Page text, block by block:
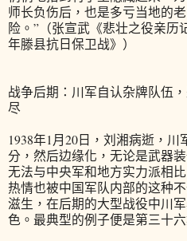
师长负伤后，也是多亏当地的
险。”（张宣武《悲壮之役亲
年滕县抗日保卫战》）
战争后期：川军自认杂牌队伍
尽
1938年1月20日，刘湘病逝，
分，然后边缘化，无论是武器
无法与中央军和地方实力派相
热情也被中国军队内部的这种
滋生，在后期的大型战役中川
色。最典型的例子便是第三十